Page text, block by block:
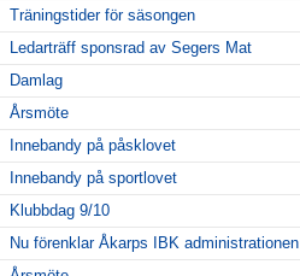
Träningstider för säsongen
Ledarträff sponsrad av Segers Mat
Damlag
Årsmöte
Innebandy på påsklovet
Innebandy på sportlovet
Klubbdag 9/10
Nu förenklar Åkarps IBK administrationen